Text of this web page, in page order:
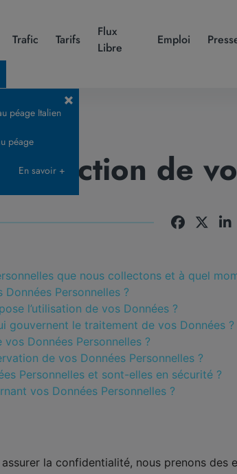
Trafic Tarifs
Flux
Libre
Emploi
péage Italien
péage
En savoir +
de
que nous collectons et à quel
Personnelles ?
l’utilisation de vos Données ?
gouvernent le traitement de vos Données ?
Données Personnelles ?
de vos Données Personnelles ?
Personnelles et sont-elles en sécurité ?
vos Données Personnelles ?
assurer la confidentialité, nous prenons